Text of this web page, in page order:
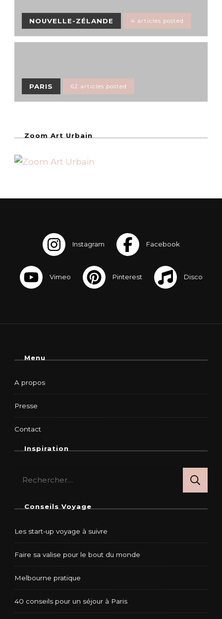
NOUVELLE-ZÉLANDE 4 articles posted
PARIS 62 articles posted
Zoom Art Urbain
Menu
A propos
Presse
Contact
Inspiration
Conseils Voyage
Les start-up voyage à suivre
Faire sa valise pour le bout du monde
Melbourne pratique
40 conseils pour un séjour à Paris